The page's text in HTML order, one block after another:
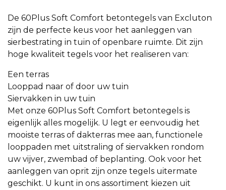
De 60Plus Soft Comfort betontegels van Excluton
zijn de perfecte keus voor het aanleggen van
sierbestrating in tuin of openbare ruimte. Dit zijn
hoge kwaliteit tegels voor het realiseren van:
Een terras
Looppad naar of door uw tuin
Siervakken in uw tuin
Met onze 60Plus Soft Comfort betontegels is
eigenlijk alles mogelijk. U legt er eenvoudig het
mooiste terras of dakterras mee aan, functionele
looppaden met uitstraling of siervakken rondom
uw vijver, zwembad of beplanting. Ook voor het
aanleggen van oprit zijn onze tegels uitermate
geschikt. U kunt in ons assortiment kiezen uit